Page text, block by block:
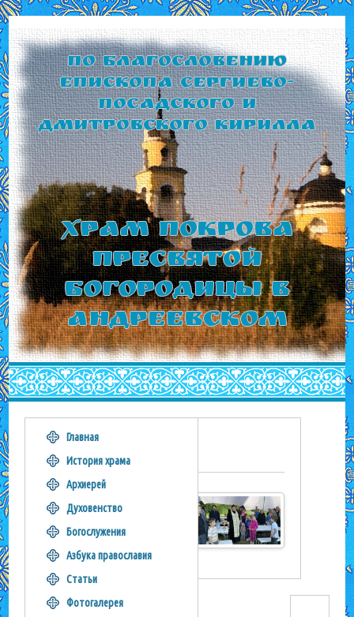
По благословению
Епископа Сергиево-
Посадского и
Дмитровского Кирилла
Храм Покрова
Пресвятой
Богородицы в
Андреевском
Главная
История храма
Архиерей
Духовенство
Богослужения
Азбука православия
Статьи
Фотогалерея